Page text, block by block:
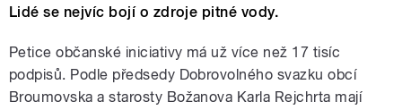
Lidé se nejvíc bojí o zdroje pitné vody.
Petice občanské iniciativy má už více než 17 tisíc
podpisů. Podle předsedy Dobrovolného svazku obcí
Broumovska a starosty Božanova Karla Rejchrta mají